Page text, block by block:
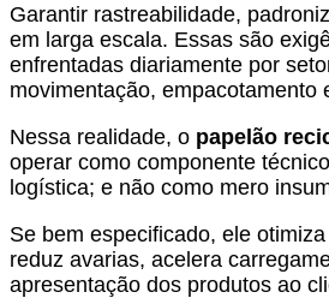
Garantir rastreabilidade,
em larga escala. Essas são
enfrentadas diariamente por
movimentação, empacotamento
Nessa realidade, o papelão
operar como componente
logística; e não como mero
Se bem especificado, ele
reduz avarias, acelera
apresentação dos produtos ao